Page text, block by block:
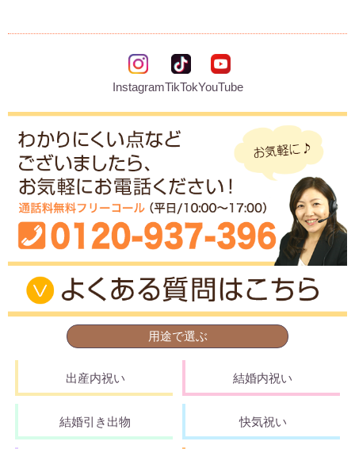
InstagramTikTokYouTube
用途で選ぶ
出産内祝い 結婚内祝い
結婚引き出物 快気祝い